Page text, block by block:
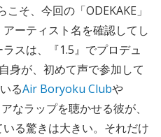
そ、今回の「ODEKAKE」
ーティスト名を確認してし
スは、『1.5』でプロデュ
身が、初めて声で参加して
るAir Boryoku Clubや
なラップを聴かせる彼が、
る驚きは大きい。それだけ